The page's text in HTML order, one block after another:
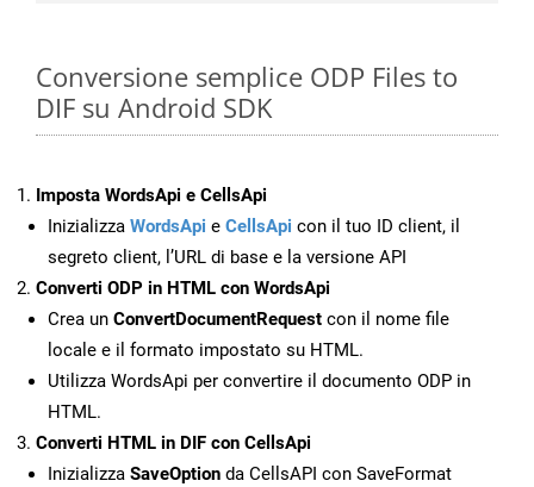
Conversione semplice ODP Files to
DIF su Android SDK
Imposta WordsApi e CellsApi
Inizializza WordsApi e CellsApi con il tuo ID client, il
segreto client, l’URL di base e la versione API
Converti ODP in HTML con WordsApi
Crea un ConvertDocumentRequest con il nome file
locale e il formato impostato su HTML.
Utilizza WordsApi per convertire il documento ODP in
HTML.
Converti HTML in DIF con CellsApi
Inizializza SaveOption da CellsAPI con SaveFormat